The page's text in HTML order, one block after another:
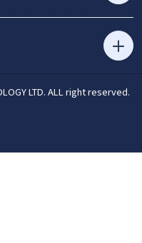
LTD. ALL right reserved.